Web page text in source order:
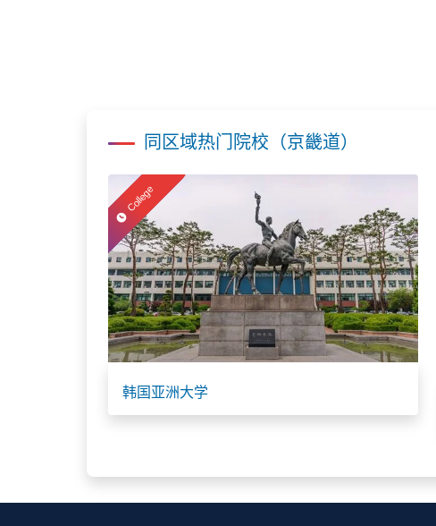
同区域热门院校（京畿道）
College
韩国亚洲大学